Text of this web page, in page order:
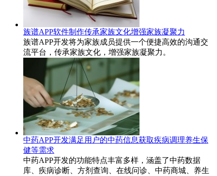
族谱APP软件制作传承家族文化增强家族凝聚力
族谱APP开发将为家族成员提供一个便捷高效的沟通交
流平台，传承家族文化，增强家族凝聚力。
中药APP开发满足用户的中药信息获取疾病调理养生保
健等需求
中药APP开发的功能特点丰富多样，涵盖了中药数据
库、疾病诊断、方剂查询、在线问诊、中药商城、养生